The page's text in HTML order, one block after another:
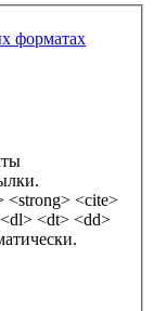
форматах
<strong> <cite>
<dt> <dd>